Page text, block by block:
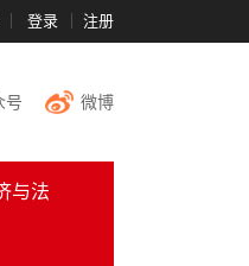
登录 注册
号 微博
与法